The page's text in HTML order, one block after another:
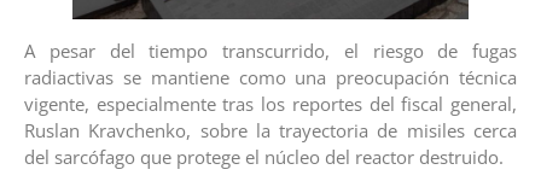
A pesar del tiempo transcurrido, el riesgo de fugas
radiactivas se mantiene como una preocupación técnica
vigente, especialmente tras los reportes del fiscal general,
Ruslan Kravchenko, sobre la trayectoria de misiles cerca
del sarcófago que protege el núcleo del reactor destruido.